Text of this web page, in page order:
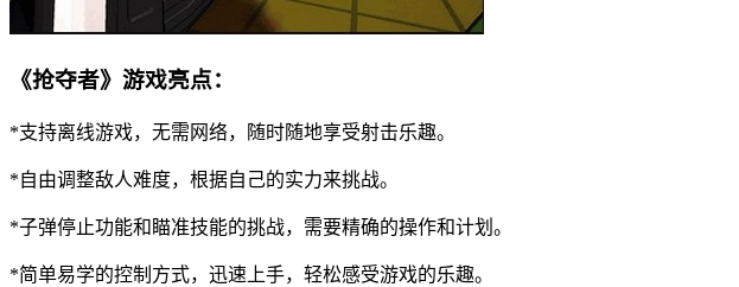
《抢夺者》游戏亮点：
*支持离线游戏，无需网络，随时随地享受射击乐趣。
*自由调整敌人难度，根据自己的实力来挑战。
*子弹停止功能和瞄准技能的挑战，需要精确的操作和计划。
*简单易学的控制方式，迅速上手，轻松感受游戏的乐趣。